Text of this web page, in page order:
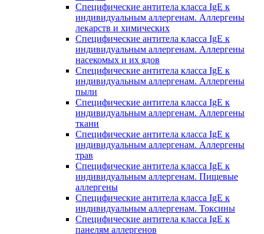
Специфические антитела класса IgE к
индивидуальным аллергенам. Аллергены
лекарств и химических
Специфические антитела класса IgE к
индивидуальным аллергенам. Аллергены
насекомых и их ядов
Специфические антитела класса IgE к
индивидуальным аллергенам. Аллергены
пыли
Специфические антитела класса IgE к
индивидуальным аллергенам. Аллергены
ткани
Специфические антитела класса IgE к
индивидуальным аллергенам. Аллергены
трав
Специфические антитела класса IgE к
индивидуальным аллергенам. Пищевые
аллергены
Специфические антитела класса IgE к
индивидуальным аллергенам. Токсины
Специфические антитела класса IgE к
панелям аллергенов